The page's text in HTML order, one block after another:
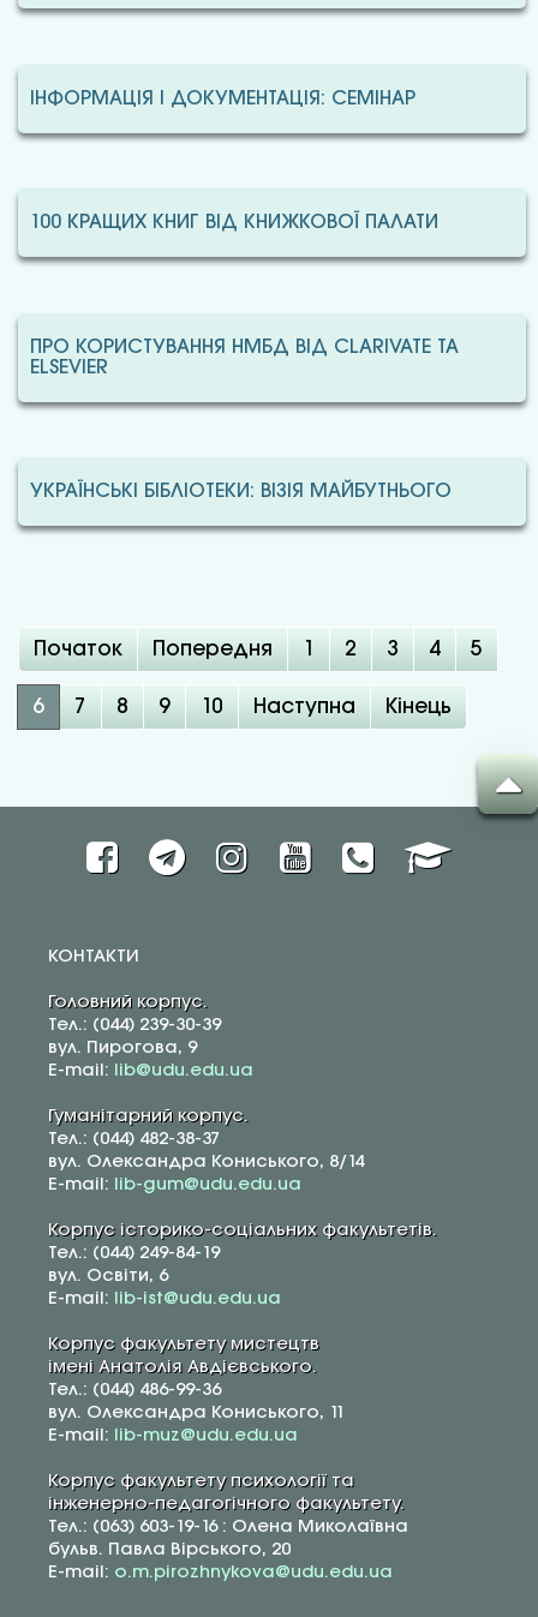
ІНФОРМАЦІЯ І ДОКУМЕНТАЦІЯ: СЕМІНАР
100 КРАЩИХ КНИГ ВІД КНИЖКОВОЇ ПАЛАТИ
ПРО КОРИСТУВАННЯ НМБД ВІД CLARIVATE ТА
ELSEVIER
УКРАЇНСЬКІ БІБЛІОТЕКИ: ВІЗІЯ МАЙБУТНЬОГО
Початок Попередня 2 3 4 5
6 7 8 9 10 Наступна Кінець
КОНТАКТИ
Головний корпус.
Тел.: (044) 239-30-39
вул. Пирогова, 9
E-mail:
lib@udu.edu.ua
Гуманітарний корпус.
Тел.: (044) 482-38-37
вул. Олександра Кониського, 8/14
E-mail:
lib-gum@udu.edu.ua
Корпус історико-соціальних факультетів.
Тел.: (044) 249-84-19
вул. Освіти, 6
E-mail:
lib-ist@udu.edu.ua
Корпус факультету мистецтв
імені Анатолія Авдієвського.
Тел.: (044) 486-99-36
вул. Олександра Кониського, 11
E-mail:
lib-muz@udu.edu.ua
Корпус факультету психології та
інженерно-педагогічного факультету.
Тел.: (063) 603-19-16 : Олена Миколаївна
бульв. Павла Вірського, 20
E-mail: o.m.pirozhnykova@udu.edu.ua